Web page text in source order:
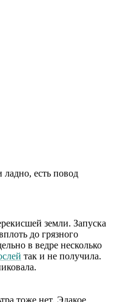
есть повод
земли. Запуска
до грязного
в ведре несколько
так и не получила.
тоже нет. Эдакое